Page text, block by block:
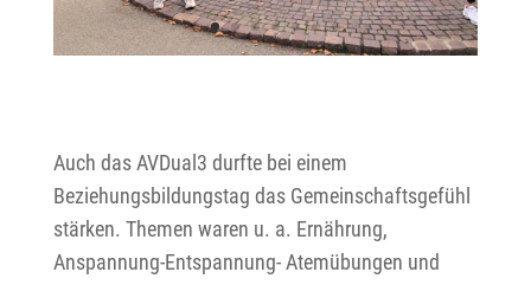
Auch das AVDual3 durfte bei einem
Beziehungsbildungstag das Gemeinschaftsgefühl
stärken. Themen waren u. a. Ernährung,
Anspannung-Entspannung- Atemübungen und